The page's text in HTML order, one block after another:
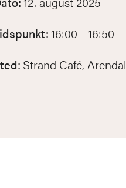
16:00 - 16:50
Strand Café, Arendal